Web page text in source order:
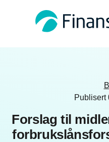
Publisert
Forslag til